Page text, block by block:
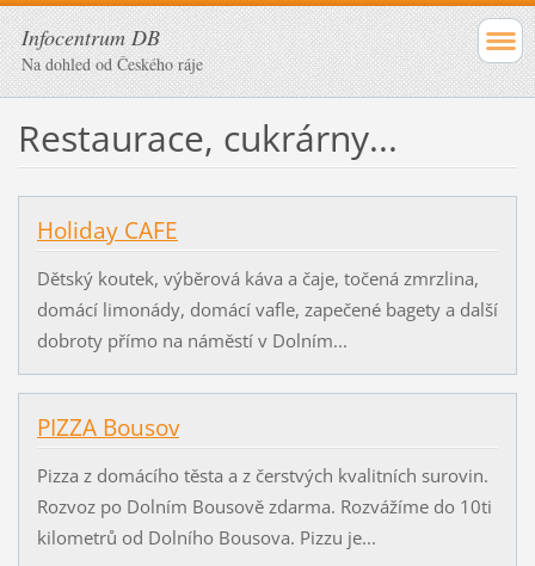
Infocentrum DB
Na dohled od Českého ráje
Restaurace, cukrárny...
Holiday CAFE
Dětský koutek, výběrová káva a čaje, točená zmrzlina,
domácí limonády, domácí vafle, zapečené bagety a další
dobroty přímo na náměstí v Dolním...
PIZZA Bousov
Pizza z domácího těsta a z čerstvých kvalitních surovin.
Rozvoz po Dolním Bousově zdarma. Rozvážíme do 10ti
kilometrů od Dolního Bousova. Pizzu je...